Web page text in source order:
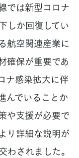
では新型コロナ
しか回復してい
航空関連産業に
確保が重要であ
ナ感染拡大に伴
んでいることか
や支援が必要で
り詳細な説明が
わされました。